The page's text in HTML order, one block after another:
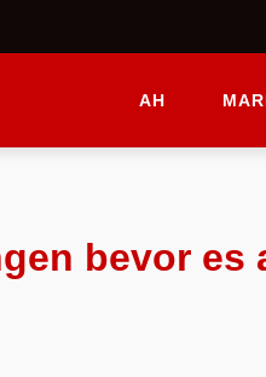
AH
bevor es